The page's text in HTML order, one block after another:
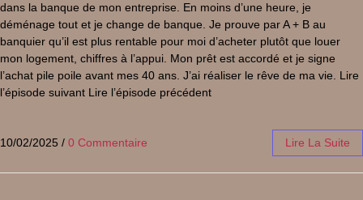
dans la banque de mon entreprise. En moins d’une heure, je
déménage tout et je change de banque. Je prouve par A + B au
banquier qu’il est plus rentable pour moi d’acheter plutôt que louer
mon logement, chiffres à l’appui. Mon prêt est accordé et je signe
l’achat pile poile avant mes 40 ans. J’ai réaliser le rêve de ma vie. Lire
l’épisode suivant Lire l’épisode précédent
10/02/2025 / 0 Commentaire Lire La Suite